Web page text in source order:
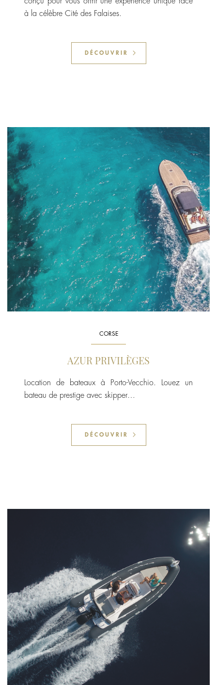
à la célèbre Cité des Falaises.
DÉCOUVRIR
CORSE
AZUR PRIVILÈGES
Location de bateaux à Porto-Vecchio. Louez un
bateau de prestige avec skipper…
DÉCOUVRIR